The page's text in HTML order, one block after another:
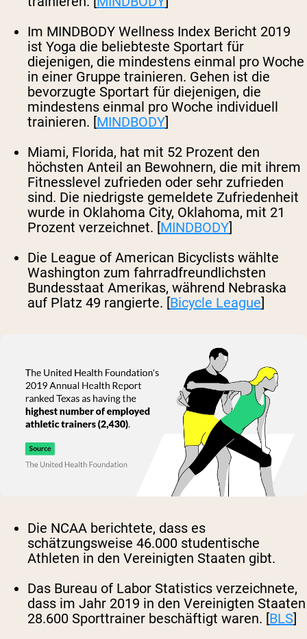
Im MINDBODY Wellness Index Bericht 2019
ist Yoga die beliebteste Sportart für
diejenigen, die mindestens einmal pro Woche
in einer Gruppe trainieren. Gehen ist die
bevorzugte Sportart für diejenigen, die
mindestens einmal pro Woche individuell
trainieren. [MINDBODY]
Miami, Florida, hat mit 52 Prozent den
höchsten Anteil an Bewohnern, die mit ihrem
Fitnesslevel zufrieden oder sehr zufrieden
sind. Die niedrigste gemeldete Zufriedenheit
wurde in Oklahoma City, Oklahoma, mit 21
Prozent verzeichnet. [MINDBODY]
Die League of American Bicyclists wählte
Washington zum fahrradfreundlichsten
Bundesstaat Amerikas, während Nebraska
auf Platz 49 rangierte. [Bicycle League]
Die NCAA berichtete, dass es
schätzungsweise 46.000 studentische
Athleten in den Vereinigten Staaten gibt.
Das Bureau of Labor Statistics verzeichnete,
dass im Jahr 2019 in den Vereinigten Staaten
28.600 Sporttrainer beschäftigt waren. [BLS]